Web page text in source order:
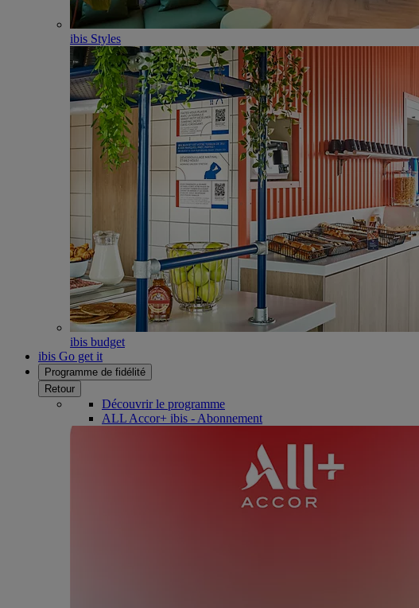
ibis Styles
ibis budget
ibis Go get it
Programme de fidélité
Retour
Découvrir le programme
ALL Accor+ ibis - Abonnement